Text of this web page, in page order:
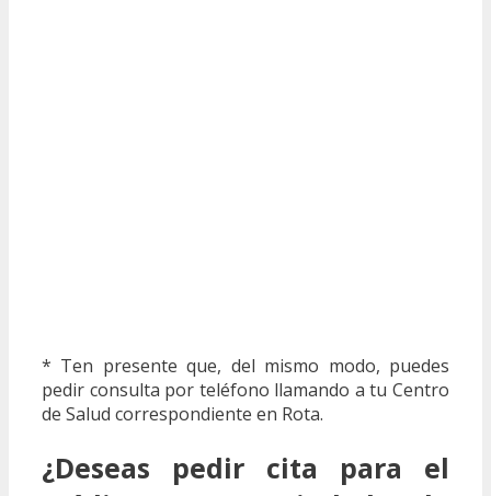
* Ten presente que, del mismo modo, puedes
pedir consulta por teléfono llamando a tu Centro
de Salud correspondiente en Rota.
¿Deseas pedir cita para el